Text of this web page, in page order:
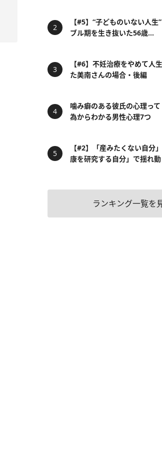
【#5】“子どものいない人
ブル期を生き抜いた56歳...
【#6】不妊治療をやめて人
た美南さんの場合・後編
噛み癖のある彼氏の心理っ
為からわかる男性心理7つ
【#2】「産みたくない自分
康を研究する自分」で揺れ
ランキング一覧を